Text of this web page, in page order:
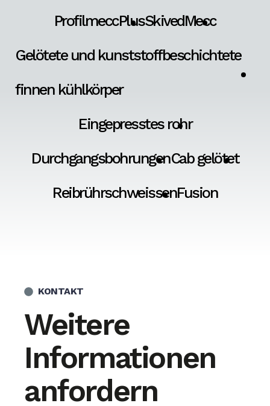
ProfilmeccPlusSkivedMecc
Gelötete und kunststoffbeschichtete
finnen kühlkörper
Eingepresstes rohr
DurchgangsbohrungenCab gelötet
ReibrührschweissenFusion
KONTAKT
Weitere
Informationen
anfordern